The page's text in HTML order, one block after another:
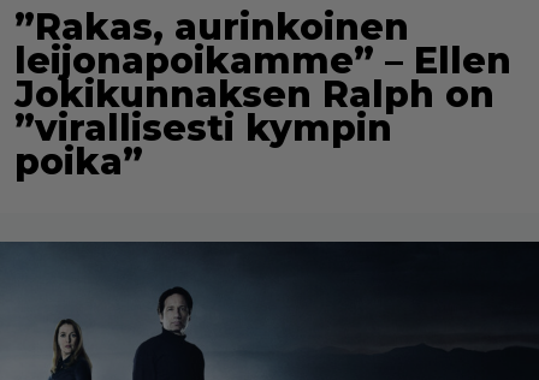
”Rakas, aurinkoinen
leijonapoikamme” – Ellen
Jokikunnaksen Ralph on
”virallisesti kympin
poika”